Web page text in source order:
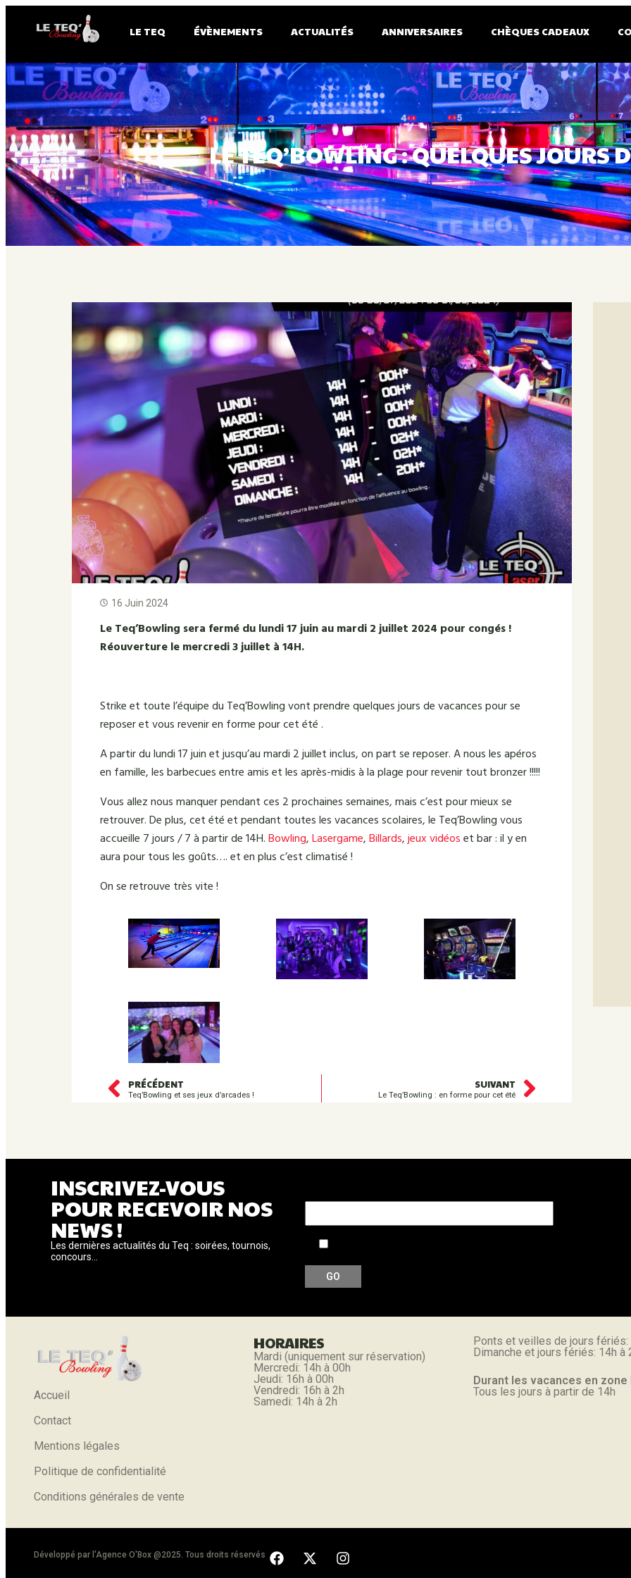
LE TEQ ÉVÈNEMENTS ACTUALITÉS ANNIVERSAIRES CHÈQUES CADEAUX
LE TEQ’BOWLING : QUELQUES JOURS
16 Juin 2024
Le Teq’Bowling sera fermé du lundi 17 juin au mardi 2 juillet 2024 pour congés !
Réouverture le mercredi 3 juillet à 14H.
Strike et toute l’équipe du Teq’Bowling vont prendre quelques jours de vacances pour se
reposer et vous revenir en forme pour cet été .
A partir du lundi 17 juin et jusqu’au mardi 2 juillet inclus, on part se reposer. A nous les apéros
en famille, les barbecues entre amis et les après-midis à la plage pour revenir tout bronzer !!!!!
Vous allez nous manquer pendant ces 2 prochaines semaines, mais c’est pour mieux se
retrouver. De plus, cet été et pendant toutes les vacances scolaires, le Teq’Bowling vous
accueille 7 jours / 7 à partir de 14H.Bowling,Lasergame,Billards,jeux vidéoset bar : il y en
aura pour tous les goûts…. et en plus c’est climatisé !
On se retrouve très vite !
PRÉCÉDENT
Teq’Bowling et ses jeux d’arcades !
SUIVANT
Le Teq’Bowling : en forme pour cet été
INSCRIVEZ-VOUS
POUR RECEVOIR NOS
NEWS !
Les dernières actualités du Teq : soirées, tournois,
concours...
Accueil
Contact
Mentions légales
Politique de confidentialité
Conditions générales de vente
HORAIRES
Mardi (uniquement sur réservation)
Mercredi: 14h à 00h
Jeudi: 16h à 00h
Vendredi: 16h à 2h
Samedi: 14h à 2h
Ponts et veilles de jours fériés:
Dimanche et jours fériés: 14h à
Durant les vacances en zone
Tous les jours à partir de 14h
Développé par l'Agence O'Box@2025. Tous droits réservés